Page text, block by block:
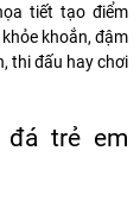
tiết tạo điểm
khoắn, đậm
thi đấu hay chơi
đá trẻ em